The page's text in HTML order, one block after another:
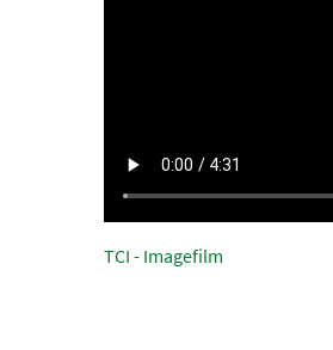
TCI - Imagefilm